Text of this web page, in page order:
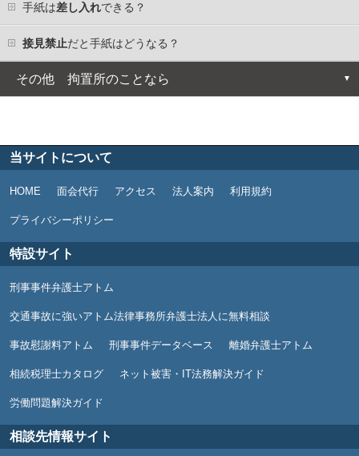
手紙は差し入れできる？
接見禁止だと手紙はどうなる？
その他 拘置所のことなら
拘置所での生活
拘置所での面会の仕方
拘置所への差し入れの仕方
拘置所の所在地等
当サイトについて
HOME 面会代行 アクセス 法人案内 利用規約
プライバシーポリシー
特設サイト
刑事事件弁護士アトム
交通事故に強いアトム法律事務所弁護士法人に無料相談
事故慰謝料アトム 刑事事件データベース 離婚弁護士アトム
相続税理士カタログ ネット被害・IT法務解決ガイド
労働問題解決ガイド
相談先情報サイト